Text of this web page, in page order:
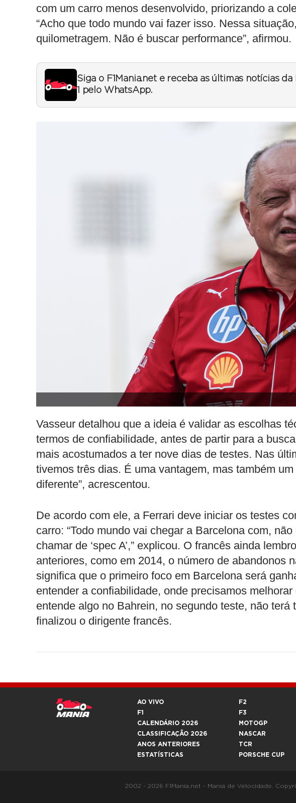
com um carro menos desenvolvido, priorizando a
“Acho que todo mundo vai fazer isso. Nessa
quilometragem. Não é buscar performance”, afirmou.
Siga o F1Mania.net e receba as últimas notícias
1 pelo WhatsApp.
Vasseur detalhou que a ideia é validar as escolhas
termos de confiabilidade, antes de partir para a
mais acostumados a ter nove dias de testes. Nas
tivemos três dias. É uma vantagem, mas também
diferente”, acrescentou.
De acordo com ele, a Ferrari deve iniciar os testes
carro: “Todo mundo vai chegar a Barcelona com, não
chamar de ‘spec A’,” explicou. O francês ainda
anteriores, como em 2014, o número de abandonos
significa que o primeiro foco em Barcelona será
entender a confiabilidade, onde precisamos
entende algo no Bahrein, no segundo teste, não terá
finalizou o dirigente francês.
AO VIVO
F1
CALENDÁRIO 2026
CLASSIFICAÇÃO 2026
ANOS ANTERIORES
ESTATÍSTICAS
F2
F3
MOTOGP
NASCAR
TCR
PORSCHE CUP
2002 - 2026 F1Mania.net - Mania de Velocidade.